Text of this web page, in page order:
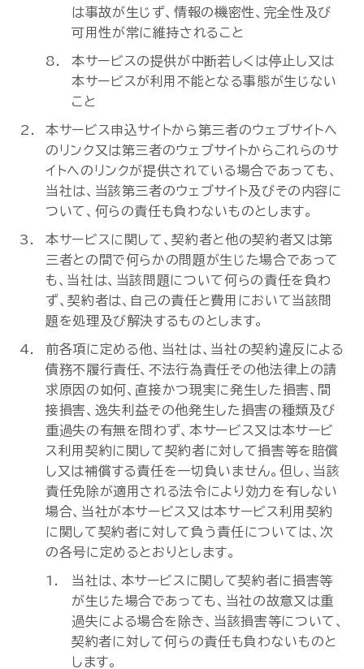
は事故が生じず、情報の機密性、完全性及び
可用性が常に維持されること
本サービスの提供が中断若しくは停止し又は
本サービスが利用不能となる事態が生じない
こと
本サービス申込サイトから第三者のウェブサイトへ
のリンク又は第三者のウェブサイトからこれらのサ
イトへのリンクが提供されている場合であっても、
当社は、当該第三者のウェブサイト及びその内容に
ついて、何らの責任も負わないものとします。
本サービスに関して、契約者と他の契約者又は第
三者との間で何らかの問題が生じた場合であって
も、当社は、当該問題について何らの責任を負わ
ず、契約者は、自己の責任と費用において当該問
題を処理及び解決するものとします。
前各項に定める他、当社は、当社の契約違反による
債務不履行責任、不法行為責任その他法律上の請
求原因の如何、直接かつ現実に発生した損害、間
接損害、逸失利益その他発生した損害の種類及び
重過失の有無を問わず、本サービス又は本サービ
ス利用契約に関して契約者に対して損害等を賠償
し又は補償する責任を一切負いません。但し、当該
責任免除が適用される法令により効力を有しない
場合、当社が本サービス又は本サービス利用契約
に関して契約者に対して負う責任については、次
の各号に定めるとおりとします。
当社は、本サービスに関して契約者に損害等
が生じた場合であっても、当社の故意又は重
過失による場合を除き、当該損害等について、
契約者に対して何らの責任も負わないものと
します。